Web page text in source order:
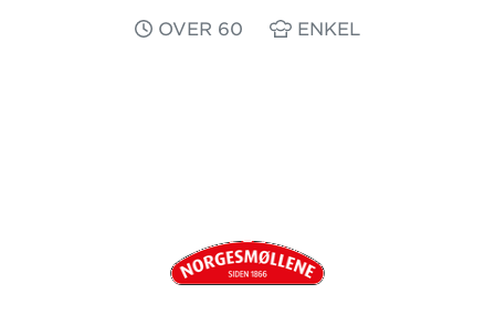
OVER 60 ENKEL